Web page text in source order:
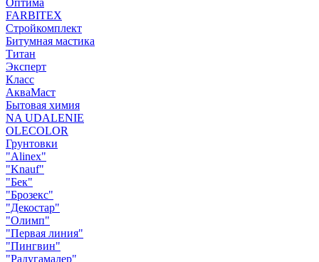
Оптима
FARBITEX
Стройкомплект
Битумная мастика
Титан
Эксперт
Класс
АкваМаст
Бытовая химия
NA UDALENIE
OLECOLOR
Грунтовки
"Alinex"
"Knauf"
"Бек"
"Брозекс"
"Декостар"
"Олимп"
"Первая линия"
"Пингвин"
"Радугамалер"